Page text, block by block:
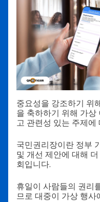
중요성을 강조하기 위
을 축하하기 위해 가
고 관련성 있는 주제에
국민권리장이란 정부
및 개선 제안에 대해
회입니다.
휴일이 사람들의 권리
므로 대중이 가상 행